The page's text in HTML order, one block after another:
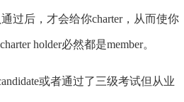
过后，才会给你charter，从而使你
holder必然都是member。
或者通过了三级考试但从业